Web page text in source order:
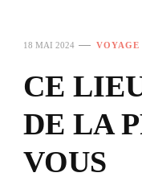
18 MAI 2024 VOYAGE
CE
DE LA
VOUS